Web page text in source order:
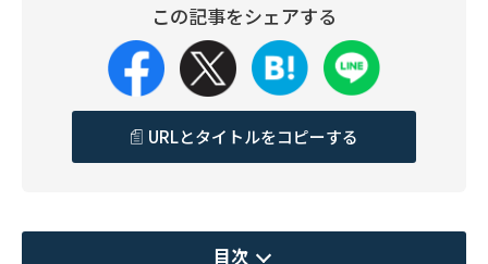
この記事をシェアする
URLとタイトルをコピーする
目次